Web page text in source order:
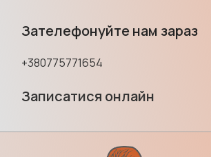
Зателефонуйте нам зараз
+380775771654
Записатися онлайн